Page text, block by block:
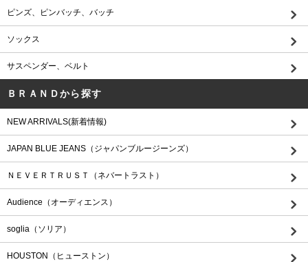
ピンズ、ピンバッチ、バッチ
ソックス
サスペンダー、ベルト
ＢＲＡＮＤから探す
NEW ARRIVALS(新着情報)
JAPAN BLUE JEANS（ジャパンブルージーンズ）
ＮＥＶＥＲＴＲＵＳＴ（ネバートラスト）
Audience（オーディエンス）
soglia（ソリア）
HOUSTON（ヒューストン）